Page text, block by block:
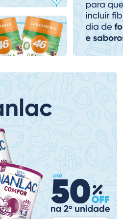
Comprar sem Desconto
Por R$ 84,99/cada
Comprar sem Desconto
Por R$ 84,99/cada